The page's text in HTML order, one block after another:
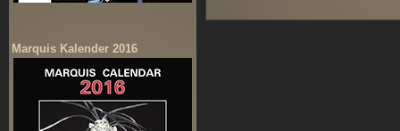
Marquis Kalender 2016